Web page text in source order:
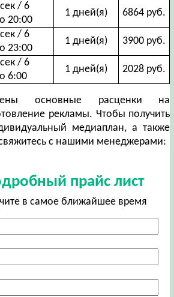
/ 6
20:00
1 дней(я)
6864 руб.
/ 6
23:00
1 дней(я)
3900 руб.
/ 6
6:00
1 дней(я) 2028 руб.
основные расценки на
рекламы. Чтобы получить
медиаплан, а также
с нашими менеджерами:
прайс лист
в самое ближайшее время